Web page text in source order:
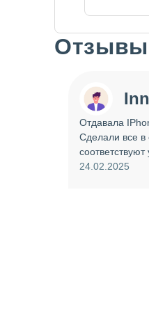
Отзывы
Отдавала
Сделали все в
24.02.2025